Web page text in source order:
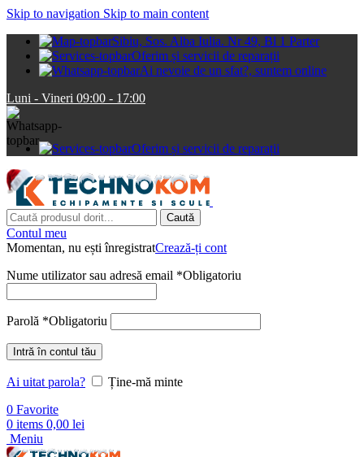
Skip to navigation Skip to main content
Sibiu, Sos. Alba Iulia. Nr 49, Bl 1 Parter
Oferim și servicii de reparații
Ai nevoie de un sfat?, suntem online
Luni - Vineri 09:00 - 17:00
Oferim și servicii de reparații
Caută
Contul meu
Momentan, nu ești înregistratCrează-ți cont
Nume utilizator sau adresă email *Obligatoriu
Parolă *Obligatoriu
Intră în contul tău
Ai uitat parola?
Ține-mă minte
0 Favorite
0 items 0,00 lei
Meniu